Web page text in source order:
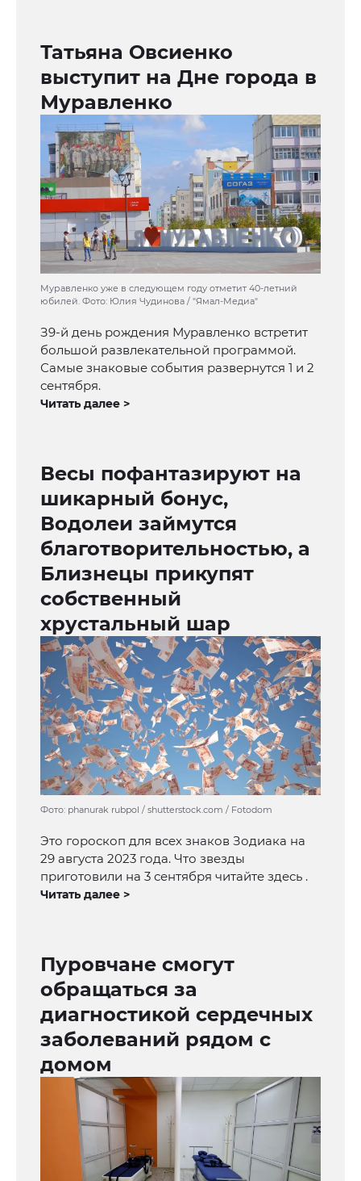
Татьяна Овсиенко
выступит на Дне города в
Муравленко
Муравленко уже в следующем году отметит 40-летний
юбилей. Фото: Юлия Чудинова / "Ямал-Медиа"
З9-й день рождения Муравленко встретит
большой развлекательной программой.
Самые знаковые события развернутся 1 и 2
сентября.
Читать далее >
Весы пофантазируют на
шикарный бонус,
Водолеи займутся
благотворительностью, а
Близнецы прикупят
собственный
хрустальный шар
Фото: phanurak rubpol / shutterstock.com / Fotodom
Это гороскоп для всех знаков Зодиака на
29 августа 2023 года. Что звезды
приготовили на 3 сентября читайте здесь .
Читать далее >
Пуровчане смогут
обращаться за
диагностикой сердечных
заболеваний рядом с
домом